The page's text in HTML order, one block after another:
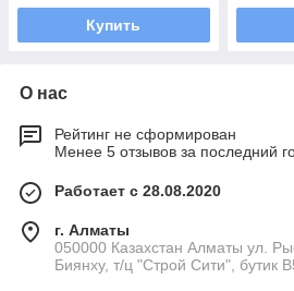
Купить
О нас
Рейтинг не сформирован
Менее 5 отзывов за последний
Работает с 28.08.2020
г. Алматы
050000 Казахстан Алматы ул.
Биянху, т/ц "Строй Сити", бутик